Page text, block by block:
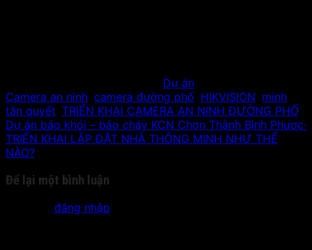
Dự án
Camera an ninh camera đường phố HIKVISION minh
tân quyết TRIỂN KHAI CAMERA AN NINH ĐƯỜNG PHỐ.
Dự án báo khói – báo cháy KCN Chơn Thành Bình Phươc·
TRIỂN KHAI LẮP ĐẶT NHÀ THÔNG MINH NHƯ THẾ
NÀO?
Để lại một bình luận
đăng nhập